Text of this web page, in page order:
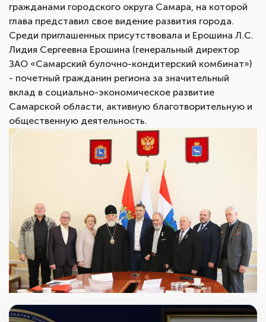
гражданами городского округа Самара, на которой
глава представил свое видение развития города.
Среди приглашенных присутствовала и Ерошина Л.С.
Лидия Сергеевна Ерошина (генеральный директор
ЗАО «Самарский булочно-кондитерский комбинат»)
- почетный гражданин региона за значительный
вклад в социально-экономическое развитие
Самарской области, активную благотворительную и
общественную деятельность.